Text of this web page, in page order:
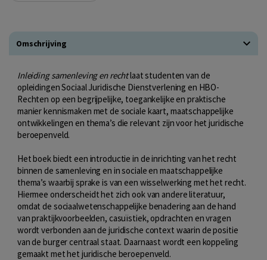
Omschrijving
Inleiding samenleving en rechtlaat studenten van de
opleidingen Sociaal Juridische Dienstverlening en HBO-
Rechten op een begrijpelijke, toegankelijke en praktische
manier kennismaken met de sociale kaart, maatschappelijke
ontwikkelingen en thema’s die relevant zijn voor het juridische
beroepenveld.
Het boek biedt een introductie in de inrichting van het recht
binnen de samenleving en in sociale en maatschappelijke
thema’s waarbij sprake is van een wisselwerking met het recht.
Hiermee onderscheidt het zich ook van andere literatuur,
omdat de sociaalwetenschappelijke benadering aan de hand
van praktijkvoorbeelden, casuïstiek, opdrachten en vragen
wordt verbonden aan de juridische context waarin de positie
van de burger centraal staat. Daarnaast wordt een koppeling
gemaakt met het juridische beroepenveld.